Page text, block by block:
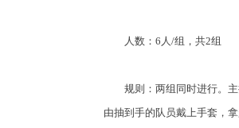
人数：6人/组，共2组
规则：两组同时进行。主
由抽到手的队员戴上手套，